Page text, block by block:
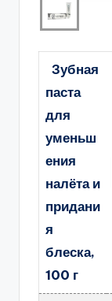
Зубная
паста
для
уменьш
ения
налёта и
придани
я
блеска,
100 г